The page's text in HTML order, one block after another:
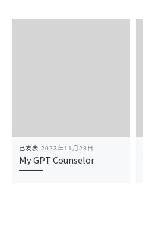
已发表 2023年11月28日
My GPT Counselor